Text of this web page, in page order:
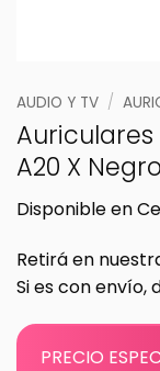
AUDIO Y TV /
A20 X Negro
Disponible en
Retirá en
Si es con envío,
PRECIO